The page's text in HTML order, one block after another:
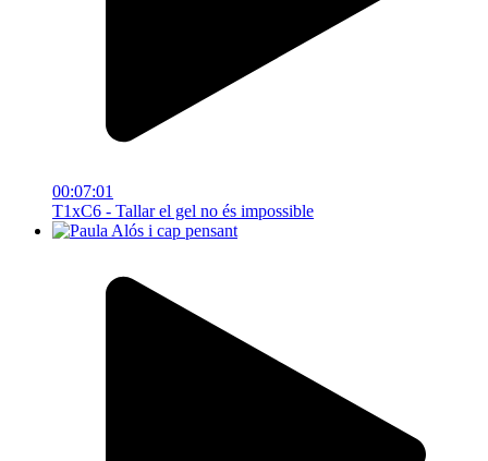
00:07:01
T1xC6 - Tallar el gel no és impossible